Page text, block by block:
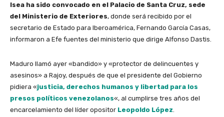
Isea ha sido convocado en el Palacio de Santa Cruz, sede
del Ministerio de Exteriores, donde será recibido por el
secretario de Estado para Iberoamérica, Fernando García Casas,
informaron a Efe fuentes del ministerio que dirige Alfonso Dastis.
Maduro llamó ayer «bandido» y «protector de delincuentes y
asesinos» a Rajoy, después de que el presidente del Gobierno
pidiera «justicia, derechos humanos y libertad para los
presos políticos venezolanos«, al cumplirse tres años del
encarcelamiento del líder opositor Leopoldo López